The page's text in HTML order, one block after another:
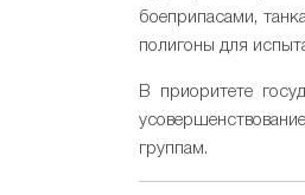
боеприпасами,
полигоны для
В приоритете
группам.